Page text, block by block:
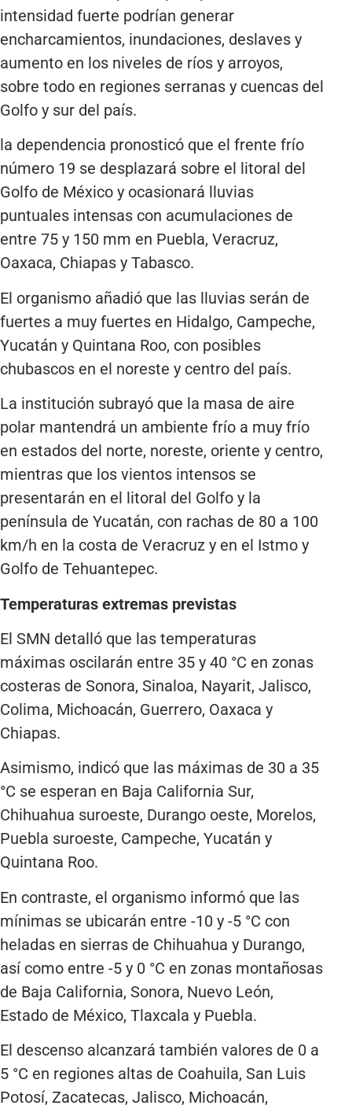
intensidad fuerte podrían generar
encharcamientos, inundaciones, deslaves y
aumento en los niveles de ríos y arroyos,
sobre todo en regiones serranas y cuencas del
Golfo y sur del país.
la dependencia pronosticó que el frente frío
número 19 se desplazará sobre el litoral del
Golfo de México y ocasionará lluvias
puntuales intensas con acumulaciones de
entre 75 y 150 mm en Puebla, Veracruz,
Oaxaca, Chiapas y Tabasco.
El organismo añadió que las lluvias serán de
fuertes a muy fuertes en Hidalgo, Campeche,
Yucatán y Quintana Roo, con posibles
chubascos en el noreste y centro del país.
La institución subrayó que la masa de aire
polar mantendrá un ambiente frío a muy frío
en estados del norte, noreste, oriente y centro,
mientras que los vientos intensos se
presentarán en el litoral del Golfo y la
península de Yucatán, con rachas de 80 a 100
km/h en la costa de Veracruz y en el Istmo y
Golfo de Tehuantepec.
Temperaturas extremas previstas
El SMN detalló que las temperaturas
máximas oscilarán entre 35 y 40 °C en zonas
costeras de Sonora, Sinaloa, Nayarit, Jalisco,
Colima, Michoacán, Guerrero, Oaxaca y
Chiapas.
Asimismo, indicó que las máximas de 30 a 35
°C se esperan en Baja California Sur,
Chihuahua suroeste, Durango oeste, Morelos,
Puebla suroeste, Campeche, Yucatán y
Quintana Roo.
En contraste, el organismo informó que las
mínimas se ubicarán entre -10 y -5 °C con
heladas en sierras de Chihuahua y Durango,
así como entre -5 y 0 °C en zonas montañosas
de Baja California, Sonora, Nuevo León,
Estado de México, Tlaxcala y Puebla.
El descenso alcanzará también valores de 0 a
5 °C en regiones altas de Coahuila, San Luis
Potosí, Zacatecas, Jalisco, Michoacán,